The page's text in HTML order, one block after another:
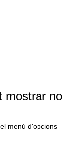
mostrar no
menú d'opcions